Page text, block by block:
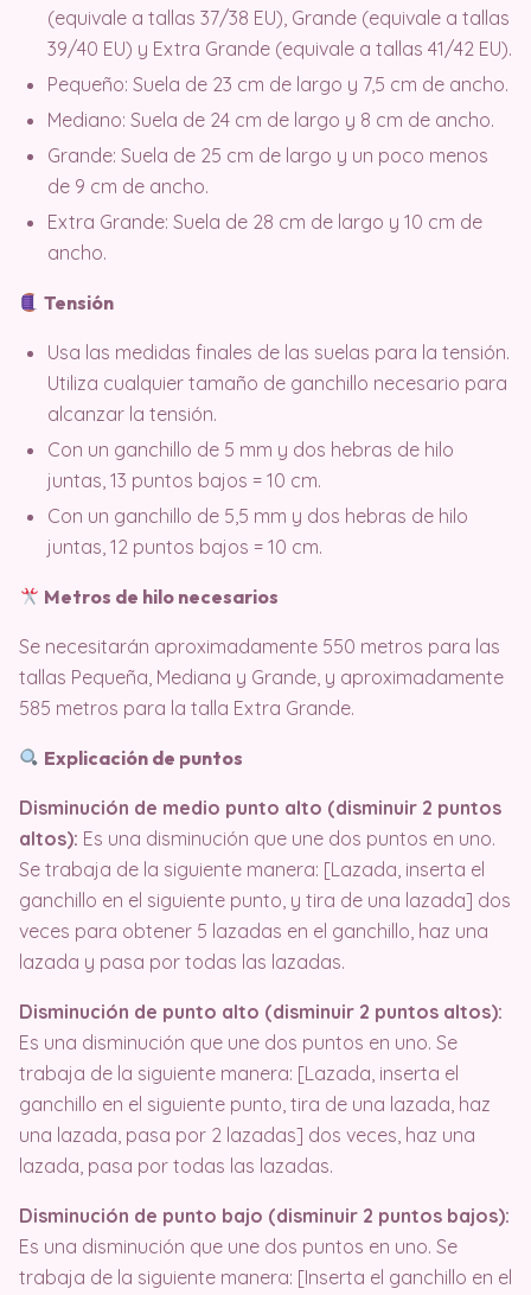
(equivale a tallas 37/38 EU), Grande (equivale a tallas
39/40 EU) y Extra Grande (equivale a tallas 41/42 EU).
Pequeño: Suela de 23 cm de largo y 7,5 cm de ancho.
Mediano: Suela de 24 cm de largo y 8 cm de ancho.
Grande: Suela de 25 cm de largo y un poco menos
de 9 cm de ancho.
Extra Grande: Suela de 28 cm de largo y 10 cm de
ancho.
Tensión
Usa las medidas finales de las suelas para la tensión.
Utiliza cualquier tamaño de ganchillo necesario para
alcanzar la tensión.
Con un ganchillo de 5 mm y dos hebras de hilo
juntas, 13 puntos bajos = 10 cm.
Con un ganchillo de 5,5 mm y dos hebras de hilo
juntas, 12 puntos bajos = 10 cm.
Metros de hilo necesarios
Se necesitarán aproximadamente 550 metros para las
tallas Pequeña, Mediana y Grande, y aproximadamente
585 metros para la talla Extra Grande.
Explicación de puntos
Disminución de medio punto alto (disminuir 2 puntos
altos): Es una disminución que une dos puntos en uno.
Se trabaja de la siguiente manera: [Lazada, inserta el
ganchillo en el siguiente punto, y tira de una lazada] dos
veces para obtener 5 lazadas en el ganchillo, haz una
lazada y pasa por todas las lazadas.
Disminución de punto alto (disminuir 2 puntos altos):
Es una disminución que une dos puntos en uno. Se
trabaja de la siguiente manera: [Lazada, inserta el
ganchillo en el siguiente punto, tira de una lazada, haz
una lazada, pasa por 2 lazadas] dos veces, haz una
lazada, pasa por todas las lazadas.
Disminución de punto bajo (disminuir 2 puntos bajos):
Es una disminución que une dos puntos en uno. Se
trabaja de la siguiente manera: [Inserta el ganchillo en el